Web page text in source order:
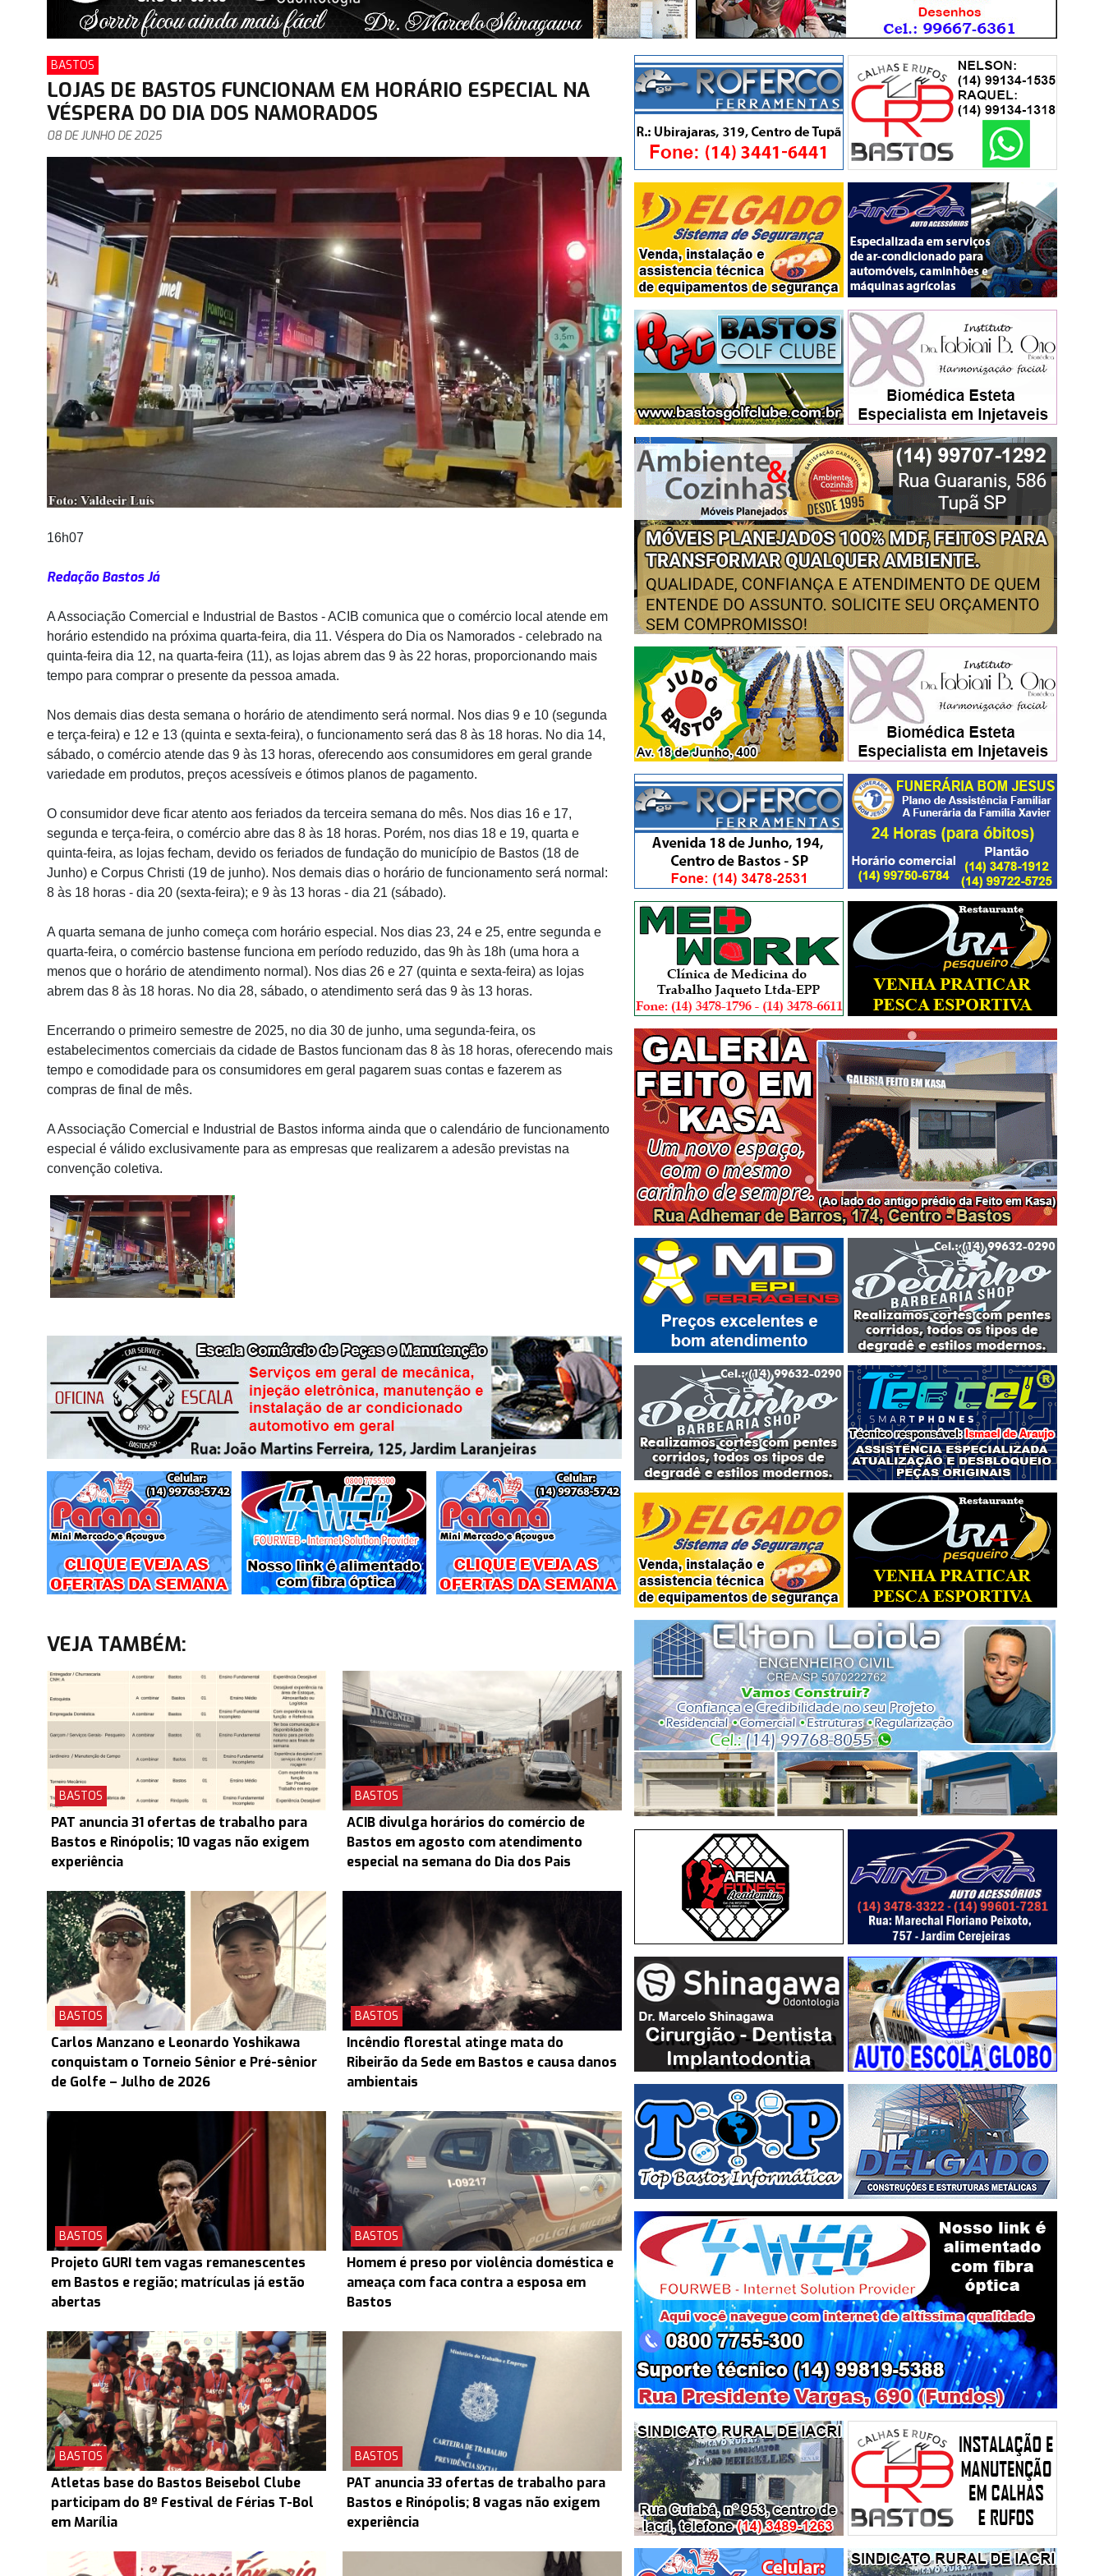
BASTOS
LOJAS DE BASTOS FUNCIONAM EM HORÁRIO ESPECIAL NA
VÉSPERA DO DIA DOS NAMORADOS
08 DE JUNHO DE 2025
16h07
Redação Bastos Já
A Associação Comercial e Industrial de Bastos - ACIB comunica que o comércio local atende em
horário estendido na próxima quarta-feira, dia 11. Véspera do Dia os Namorados - celebrado na
quinta-feira dia 12, na quarta-feira (11), as lojas abrem das 9 às 22 horas, proporcionando mais
tempo para comprar o presente da pessoa amada.
Nos demais dias desta semana o horário de atendimento será normal. Nos dias 9 e 10 (segunda
e terça-feira) e 12 e 13 (quinta e sexta-feira), o funcionamento será das 8 às 18 horas. No dia 14,
sábado, o comércio atende das 9 às 13 horas, oferecendo aos consumidores em geral grande
variedade em produtos, preços acessíveis e ótimos planos de pagamento.
O consumidor deve ficar atento aos feriados da terceira semana do mês. Nos dias 16 e 17,
segunda e terça-feira, o comércio abre das 8 às 18 horas. Porém, nos dias 18 e 19, quarta e
quinta-feira, as lojas fecham, devido os feriados de fundação do município de Bastos (18 de
Junho) e Corpus Christi (19 de junho). Nos demais dias o horário de funcionamento será normal:
8 às 18 horas - dia 20 (sexta-feira); e 9 às 13 horas - dia 21 (sábado).
A quarta semana de junho começa com horário especial. Nos dias 23, 24 e 25, entre segunda e
quarta-feira, o comércio bastense funciona em período reduzido, das 9h às 18h (uma hora a
menos que o horário de atendimento normal). Nos dias 26 e 27 (quinta e sexta-feira) as lojas
abrem das 8 às 18 horas. No dia 28, sábado, o atendimento será das 9 às 13 horas.
Encerrando o primeiro semestre de 2025, no dia 30 de junho, uma segunda-feira, os
estabelecimentos comerciais da cidade de Bastos funcionam das 8 às 18 horas, oferecendo mais
tempo e comodidade para os consumidores em geral pagarem suas contas e fazerem as
compras de final de mês.
A Associação Comercial e Industrial de Bastos informa ainda que o calendário de funcionamento
especial é válido exclusivamente para as empresas que realizarem a adesão previstas na
convenção coletiva.
VEJA TAMBÉM:
BASTOS
PAT anuncia 31 ofertas de trabalho para
Bastos e Rinópolis; 10 vagas não exigem
experiência
BASTOS
ACIB divulga horários do comércio de
Bastos em agosto com atendimento
especial na semana do Dia dos Pais
BASTOS
Carlos Manzano e Leonardo Yoshikawa
conquistam o Torneio Sênior e Pré-sênior
de Golfe – Julho de 2026
BASTOS
Incêndio florestal atinge mata do
Ribeirão da Sede em Bastos e causa danos
ambientais
BASTOS
Projeto GURI tem vagas remanescentes
em Bastos e região; matrículas já estão
abertas
BASTOS
Homem é preso por violência doméstica e
ameaça com faca contra a esposa em
Bastos
BASTOS
Atletas base do Bastos Beisebol Clube
participam do 8º Festival de Férias T-Bol
em Marília
BASTOS
PAT anuncia 33 ofertas de trabalho para
Bastos e Rinópolis; 8 vagas não exigem
experiência